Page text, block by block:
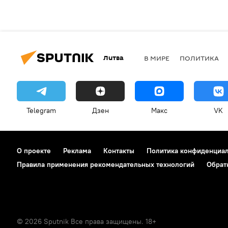
Литва В МИРЕ ПОЛИТИКА
Telegram Дзен Макс VK
О проекте Реклама Контакты Политика
Правила применения рекомендательных технологий
© 2026 Sputnik Все права защищены. 18+